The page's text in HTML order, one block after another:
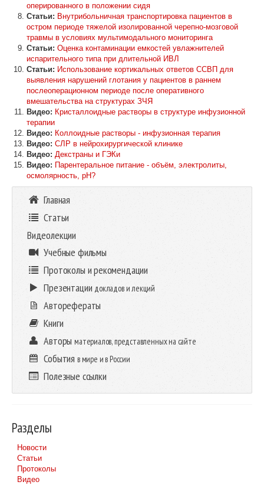
оперированного в положении сидя
Статьи: Внутрибольничная транспортировка пациентов в
остром периоде тяжелой изолированной черепно-мозговой
травмы в условиях мультимодального мониторинга
Статьи: Оценка контаминации емкостей увлажнителей
испарительного типа при длительной ИВЛ
Статьи: Использование кортикальных ответов ССВП для
выявления нарушений глотания у пациентов в раннем
послеоперационном периоде после оперативного
вмешательства на структурах ЗЧЯ
Видео: Кристаллоидные растворы в структуре инфузионной
терапии
Видео: Коллоидные растворы - инфузионная терапия
Видео: СЛР в нейрохирургической клинике
Видео: Декстраны и ГЭКи
Видео: Парентеральное питание - объём, электролиты,
осмолярность, рН?
Главная
Статьи
Видеолекции
Учебные фильмы
Протоколы и рекомендации
Презентации докладов и лекций
Авторефераты
Книги
Авторыматериалов, представленных на сайте
События в мире и в России
Полезные ссылки
Разделы
Новости
Статьи
Протоколы
Видео